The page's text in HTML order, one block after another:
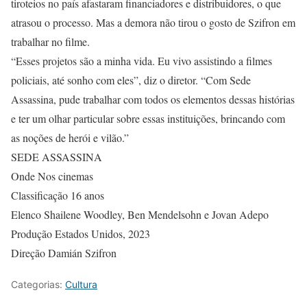
tiroteios no país afastaram financiadores e distribuidores, o que
atrasou o processo. Mas a demora não tirou o gosto de Szifron em
trabalhar no filme.
“Esses projetos são a minha vida. Eu vivo assistindo a filmes
policiais, até sonho com eles”, diz o diretor. “Com Sede
Assassina, pude trabalhar com todos os elementos dessas histórias
e ter um olhar particular sobre essas instituições, brincando com
as noções de herói e vilão.”
SEDE ASSASSINA
Onde Nos cinemas
Classificação 16 anos
Elenco Shailene Woodley, Ben Mendelsohn e Jovan Adepo
Produção Estados Unidos, 2023
Direção Damián Szifron
Categorias: Cultura